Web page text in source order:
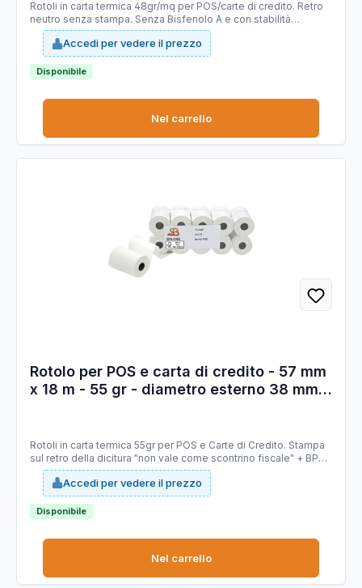
Rotoli in carta termica 48gr/mq per POS/carte di credito. Retro
neutro senza stampa. Senza Bisfenolo A e con stabilità
immagine 10 anni. Carta Certificata FSC. Non omologato. Ideale
per dispositivi POS. Larghezza 57 mm. Lunghezza 18 mt.
Diametro esterno 38 mm. Anima 12 mm.
Accedi per vedere il prezzo
Disponibile
Nel carrello
Rotolo per POS e carta di credito - 57 mm
x 18 m - 55 gr - diametro esterno 38 mm -
Rotoli in carta termica 55gr per POS e Carte di Credito. Stampa
sul retro della dicitura "non vale come scontrino fiscale" + BPA
free + logo FSC. Tipo carta: termica Mitsubishi P5046 priva di
bisfenolo A (BPA FREE), stabilità immagine 10 anni, certificata
FSC. Larghezza 57 mm. Lunghezza 18 mt (+/-1%). Diametro
esterno rotolo 38 mm. Anima 12 mm. Grammatura 55g/m2
(+/-3%).
Accedi per vedere il prezzo
Disponibile
Nel carrello